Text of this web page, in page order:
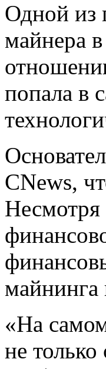
Одной из
майнера
попала в
CNews,
Несмотря
майнинга
«На
не